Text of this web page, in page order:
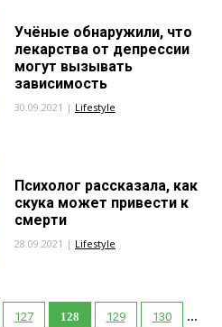
Учёные обнаружили, что
лекарства от депрессии
могут вызывать
зависимость
30.09.2021 | Lifestyle
Психолог рассказала, как
скука может привести к
смерти
28.09.2021 | Lifestyle
127 128 129 130 ...